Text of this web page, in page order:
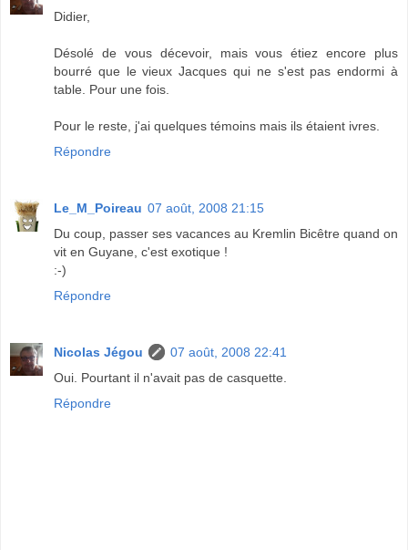
Didier,
Désolé de vous décevoir, mais vous étiez encore plus
bourré que le vieux Jacques qui ne s'est pas endormi à
table. Pour une fois.
Pour le reste, j'ai quelques témoins mais ils étaient ivres.
Répondre
Le_M_Poireau 07 août, 2008 21:15
Du coup, passer ses vacances au Kremlin Bicêtre quand on
vit en Guyane, c'est exotique !
:-)
Répondre
Nicolas Jégou
07 août, 2008 22:41
Oui. Pourtant il n'avait pas de casquette.
Répondre